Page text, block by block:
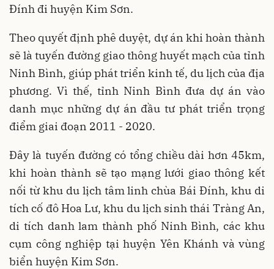
Đính đi huyện Kim Sơn.
Theo quyết định phê duyệt, dự án khi hoàn thành
sẽ là tuyến đường giao thông huyết mạch của tỉnh
Ninh Bình, giúp phát triển kinh tế, du lịch của địa
phương. Vì thế, tỉnh Ninh Bình đưa dự án vào
danh mục những dự án đầu tư phát triển trọng
điểm giai đoạn 2011 - 2020.
Đây là tuyến đường có tổng chiều dài hơn 45km,
khi hoàn thành sẽ tạo mạng lưới giao thông kết
nối từ khu du lịch tâm linh chùa Bái Đính, khu di
tích cố đô Hoa Lư, khu du lịch sinh thái Tràng An,
di tích danh lam thành phố Ninh Bình, các khu
cụm công nghiệp tại huyện Yên Khánh và vùng
biển huyện Kim Sơn.